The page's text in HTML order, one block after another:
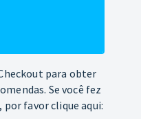
para obter
Se você fez
por favor clique aqui: